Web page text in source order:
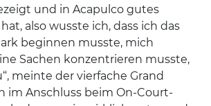
und in Acapulco gutes
also wusste ich, dass ich das
beginnen musste, mich
Sachen konzentrieren musste,
meinte der vierfache Grand
im Anschluss beim On-Court-